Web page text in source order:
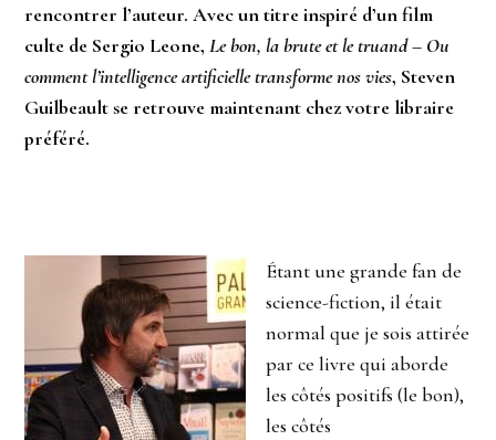
rencontrer l’auteur. Avec un titre inspiré d’un film
culte de Sergio Leone,Le bon, la brute et le truand – Ou
comment l’intelligence artificielle transforme nos vies, Steven
Guilbeault se retrouve maintenant chez votre libraire
préféré.
Étant une grande fan de
science-fiction, il était
normal que je sois attirée
par ce livre qui aborde
les côtés positifs (le bon),
les côtés